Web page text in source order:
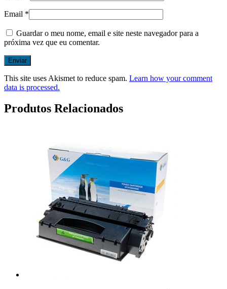
Email *
Guardar o meu nome, email e site neste navegador para a
próxima vez que eu comentar.
This site uses Akismet to reduce spam. Learn how your comment
data is processed.
Produtos Relacionados